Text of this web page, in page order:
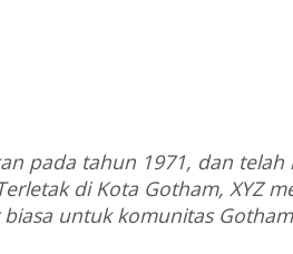
pada tahun 1971, dan
di Kota Gotham, XYZ
untuk komunitas